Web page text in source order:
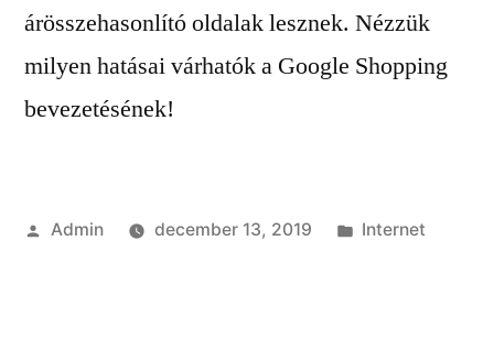
árösszehasonlító oldalak lesznek. Nézzük
milyen hatásai várhatók a Google Shopping
bevezetésének!
Szerző:
Admin december 13, 2019 Kategória:
Internet